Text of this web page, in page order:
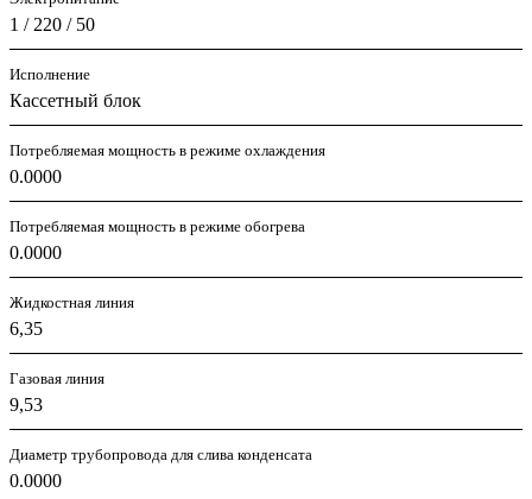
1 / 220 / 50
Исполнение
Кассетный блок
Потребляемая мощность в режиме охлаждения
0.0000
Потребляемая мощность в режиме обогрева
0.0000
Жидкостная линия
6,35
Газовая линия
9,53
Диаметр трубопровода для слива конденсата
0.0000